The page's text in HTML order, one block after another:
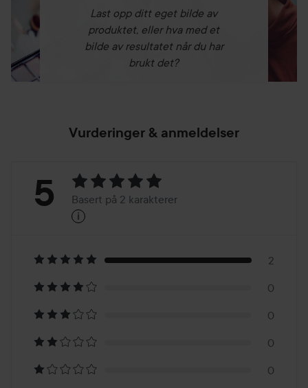
Last opp ditt eget bilde av
produktet, eller hva med et
bilde av resultatet når du har
brukt det?
Vurderinger & anmeldelser
Vurdering:
Basert
på
2
karakterer
5 Basert på 2 karakterer
i
2
0
0
0
0